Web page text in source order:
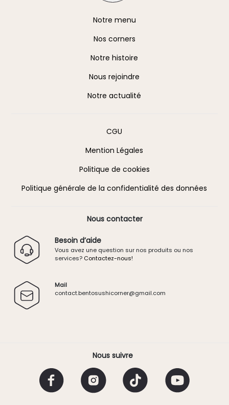
Nous contacter
Besoin d’aide
Vous avez une question sur nos produits ou nos
services? Contactez-nous!
Mail
contact.bentosushicorner@gmail.com
A propos
Notre menu
Nos corners
Notre histoire
Nous rejoindre
Notre actualité
Information
CGU
Mention Légales
Politique de cookies
Politique générale de la confidentialité des données
Nous suivre